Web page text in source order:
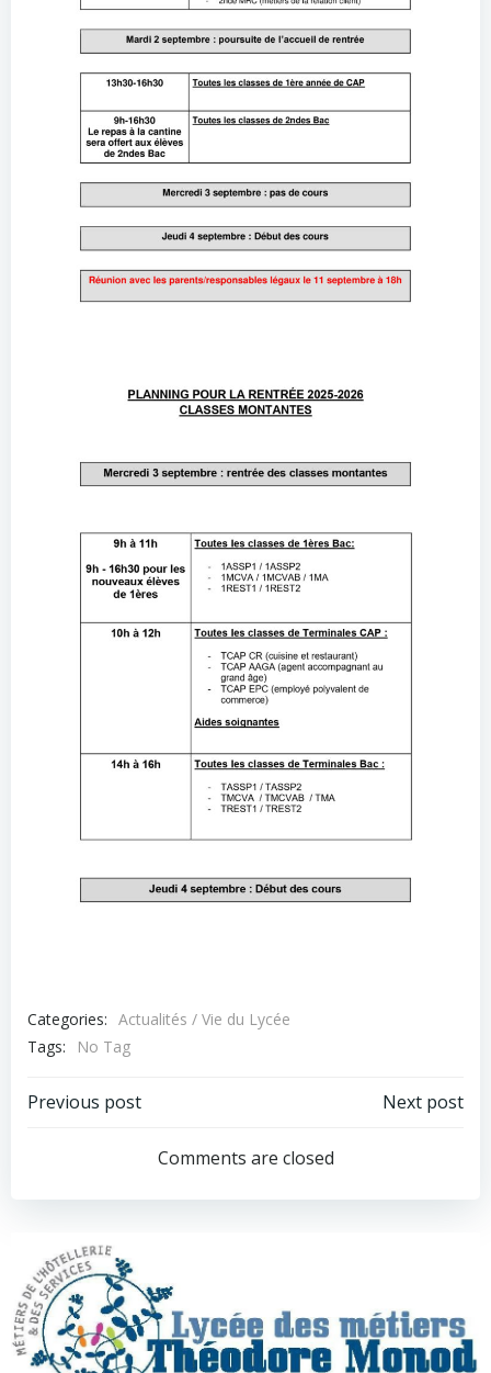
Categories: Actualités / Vie du Lycée
Tags:
No Tag
Navigation
l’article
Previous post
Navigation
de
l’article
Next post
Comments are closed